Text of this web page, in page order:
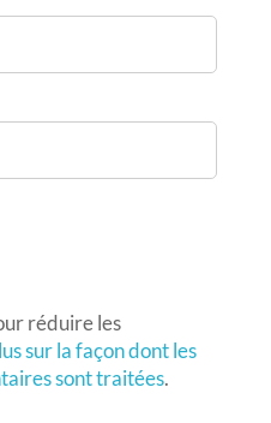
réduire les
sur la façon dont les
sont traitées.